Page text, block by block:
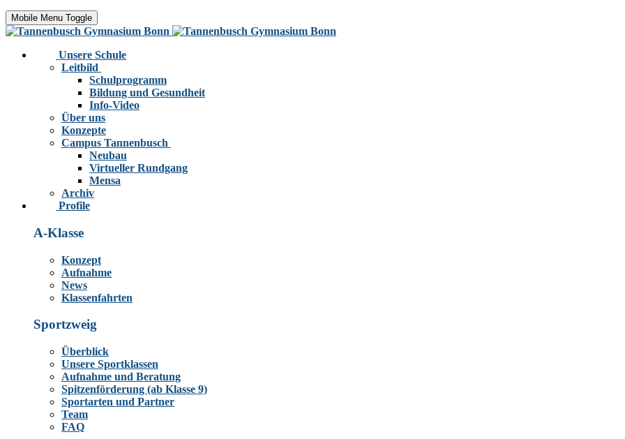
Mobile Menu Toggle
Unsere Schule
Leitbild
Schulprogramm
Bildung und Gesundheit
Info-Video
Über uns
Konzepte
Campus Tannenbusch
Neubau
Virtueller Rundgang
Mensa
Archiv
Profile
A-Klasse
Konzept
Aufnahme
News
Klassenfahrten
Sportzweig
Überblick
Unsere Sportklassen
Aufnahme und Beratung
Spitzenförderung (ab Klasse 9)
Sportarten und Partner
Team
FAQ